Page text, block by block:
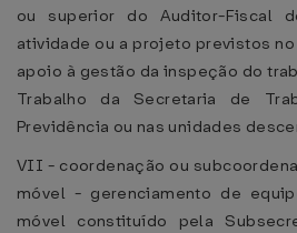
ou superior do Auditor-Fiscal
atividade ou a projeto previstos
apoio à gestão da inspeção do
Trabalho da Secretaria de
Previdência ou nas unidades
VII - coordenação ou
móvel - gerenciamento de
móvel constituído pela